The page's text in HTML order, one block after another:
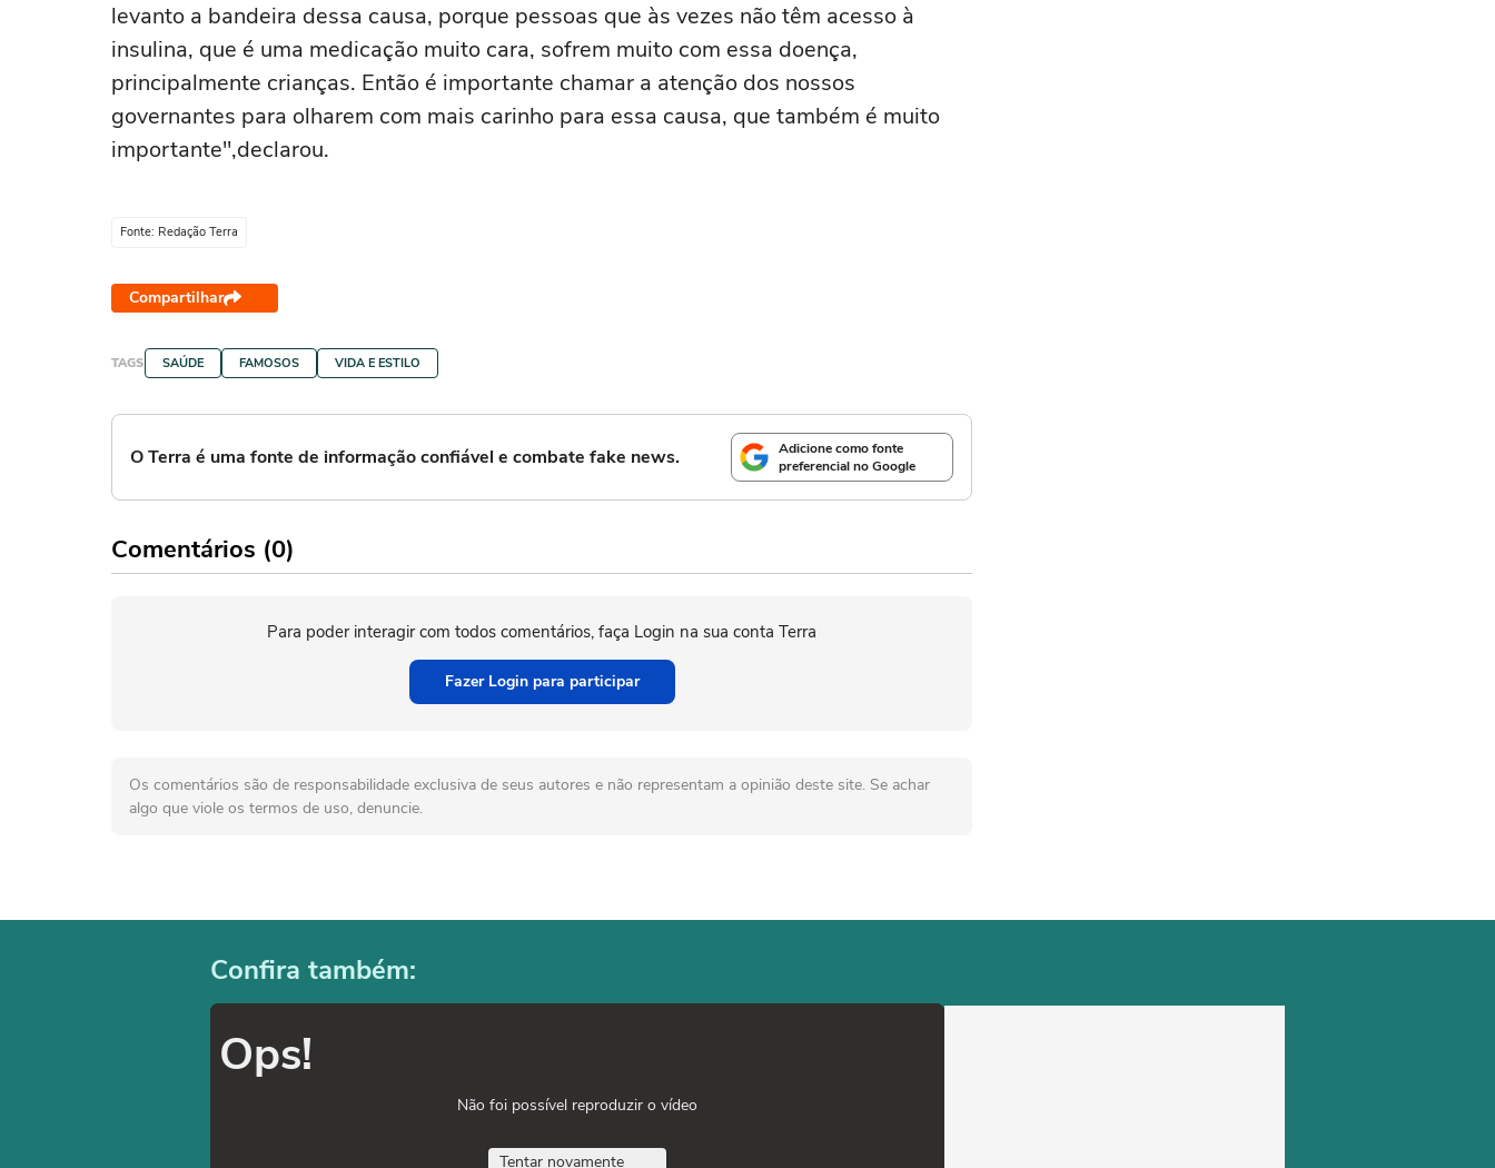
levanto a bandeira dessa causa, porque pessoas que às vezes não têm acesso à
insulina, que é uma medicação muito cara, sofrem muito com essa doença,
principalmente crianças. Então é importante chamar a atenção dos nossos
governantes para olharem com mais carinho para essa causa, que também é muito
importante",declarou.
Fonte: Redação Terra
Compartilhar
TAGS SAÚDE FAMOSOS VIDA E ESTILO
O Terra é uma fonte de informação confiável e combate fake news.
Adicione como fonte
preferencial no Google
Comentários (0)
Para poder interagir com todos comentários, faça Login na sua conta Terra
Fazer Login para participar
Os comentários são de responsabilidade exclusiva de seus autores e não representam a opinião deste site. Se achar
algo que viole os termos de uso, denuncie.
Confira também:
Ops!
Não foi possível reproduzir o vídeo
Tentar novamente